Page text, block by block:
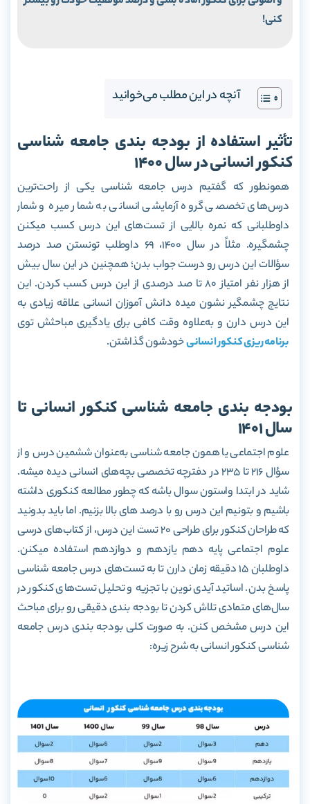
کنی!
آنچه در این مطلب می‌خوانید
تأثیر استفاده از بودجه بندی جامعه شناسی
کنکور انسانی در سال 1400
همونطور که گفتیم درس جامعه شناسی یکی از راحت‌ترین
درس‌های تخصصی گروه آزمایشی انسانی به شمار میره و شمار
داوطلبانی که نمره بالایی از تست‌های این درس کسب میکنن
چشمگیره. مثلاً در سال 1400، 69 داوطلب تونستن صد درصد
سؤالات این درس رو درست جواب بدن؛ همچنین در این سال بیش
از هزار نفر امتیاز 80 تا صد درصدی از این درس کسب کردن. این
نتایج چشمگیر نشون میده دانش آموزان انسانی علاقه زیادی به
این درس دارن و به‌علاوه وقت کافی برای یادگیری مباحثش توی
برنامه ریزی کنکور انسانیخودشون گذاشتن.
بودجه بندی جامعه شناسی کنکور انسانی تا
سال 1401
علوم اجتماعی یا همون جامعه شناسی به‌عنوان ششمین درس و از
سؤال 216 تا 235 در دفترچه تخصصی بچه‌های انسانی دیده میشه.
شاید در ابتدا واستون سوال باشه که چطور مطالعه کنکوری داشته
باشیم و بتونیم این درس رو با درصد های بالا بزنیم. اما باید بدونید
که طراحان کنکور برای طراحی 20 تست این درس، از کتاب‌های درسی
علوم اجتماعی پایه دهم یازدهم و دوازدهم استفاده میکنن.
داوطلبان 15 دقیقه زمان دارن تا به تست‌های درس جامعه شناسی
پاسخ بدن. اساتید آیدی نوین با تجزیه‌ و تحلیل تست‌های کنکور در
سال‌های متمادی تلاش کردن تا بودجه بندی دقیقی رو برای مباحث
این درس مشخص کنن. به صورت کلی بودجه بندی درس جامعه
شناسی کنکور انسانی به شرح زیره: